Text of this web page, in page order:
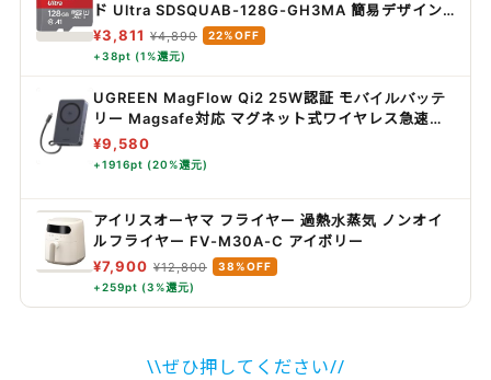
ド Ultra SDSQUAB-128G-GH3MA 簡易デザイン
パッケージ
¥3,811 ¥4,890
22%OFF
+38pt (1%還元)
UGREEN MagFlow Qi2 25W認証 モバイルバッテ
リー Magsafe対応 マグネット式ワイヤレス急速充
電 10000mAh ブラック
¥9,580
+1916pt (20%還元)
アイリスオーヤマ フライヤー 過熱水蒸気 ノンオイ
ルフライヤー FV-M30A-C アイボリー
¥7,900 ¥12,800
38%OFF
+259pt (3%還元)
\\ぜひ押してください//